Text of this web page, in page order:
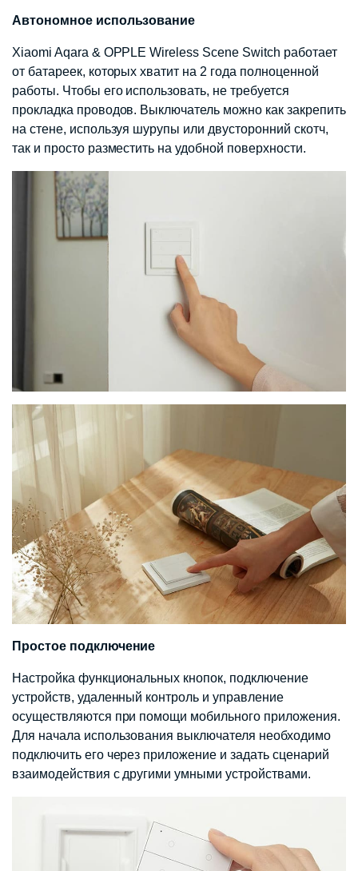
Автономное использование
Xiaomi Aqara & OPPLE Wireless Scene Switch работает
от батареек, которых хватит на 2 года полноценной
работы. Чтобы его использовать, не требуется
прокладка проводов. Выключатель можно как закрепить
на стене, используя шурупы или двусторонний скотч,
так и просто разместить на удобной поверхности.
Простое подключение
Настройка функциональных кнопок, подключение
устройств, удаленный контроль и управление
осуществляются при помощи мобильного приложения.
Для начала использования выключателя необходимо
подключить его через приложение и задать сценарий
взаимодействия с другими умными устройствами.